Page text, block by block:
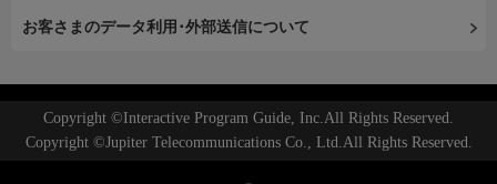
お客さまのデータ利用･外部送信について
Copyright ©Interactive Program Guide, Inc.All Rights Reserved.
Copyright ©Jupiter Telecommunications Co., Ltd.All Rights Reserved.